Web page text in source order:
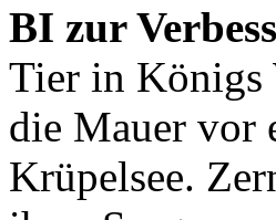
BI zur
Tier in Königs
die Mauer vor
Krüpelsee.